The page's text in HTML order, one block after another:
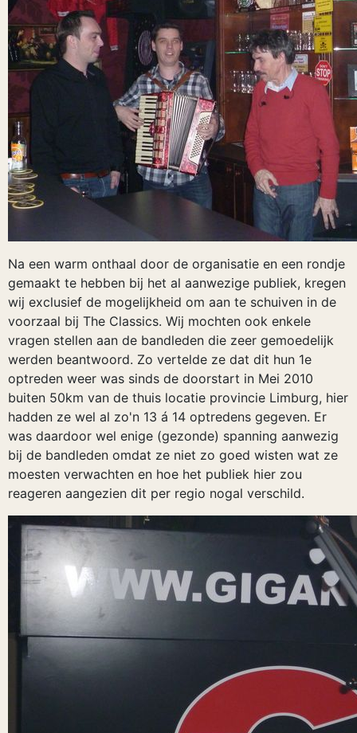
Na een warm onthaal door de organisatie en een rondje
gemaakt te hebben bij het al aanwezige publiek, kregen
wij exclusief de mogelijkheid om aan te schuiven in de
voorzaal bij The Classics. Wij mochten ook enkele
vragen stellen aan de bandleden die zeer gemoedelijk
werden beantwoord. Zo vertelde ze dat dit hun 1e
optreden weer was sinds de doorstart in Mei 2010
buiten 50km van de thuis locatie provincie Limburg, hier
hadden ze wel al zo'n 13 á 14 optredens gegeven. Er
was daardoor wel enige (gezonde) spanning aanwezig
bij de bandleden omdat ze niet zo goed wisten wat ze
moesten verwachten en hoe het publiek hier zou
reageren aangezien dit per regio nogal verschild.